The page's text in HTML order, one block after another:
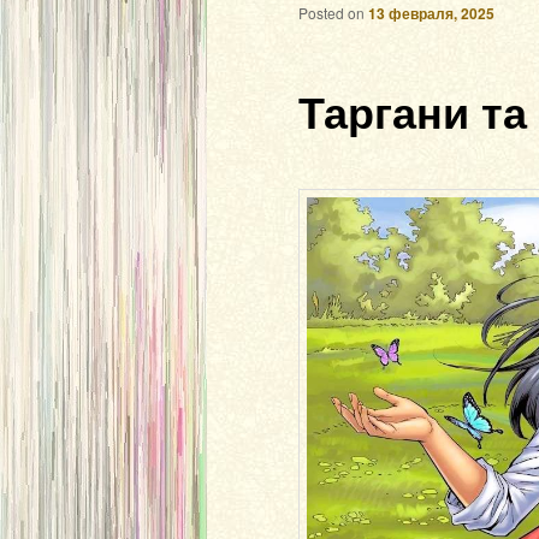
Таргани
Posted on 13 февраля, 2025